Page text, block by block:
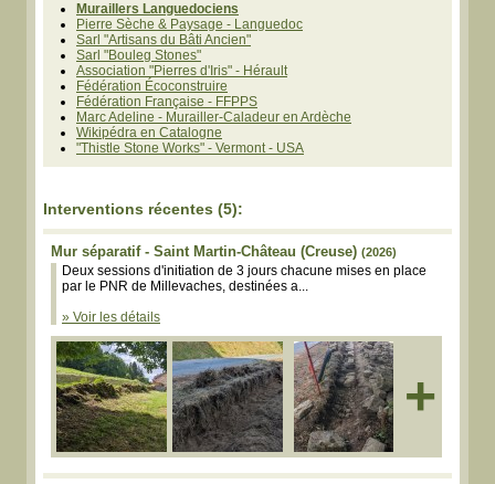
Muraillers Languedociens
Pierre Sèche & Paysage - Languedoc
Sarl "Artisans du Bâti Ancien"
Sarl "Bouleg Stones"
Association "Pierres d'Iris" - Hérault
Fédération Écoconstruire
Fédération Française - FFPPS
Marc Adeline - Murailler-Caladeur en Ardèche
Wikipédra en Catalogne
"Thistle Stone Works" - Vermont - USA
Interventions récentes (5):
Mur séparatif - Saint Martin-Château (Creuse) (2026)
Deux sessions d'initiation de 3 jours chacune mises en place
par le PNR de Millevaches, destinées a...
» Voir les détails
+